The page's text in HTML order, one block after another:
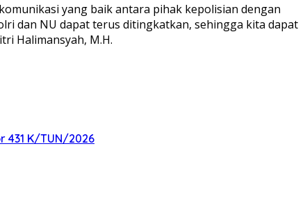
yang baik antara pihak kepolisian dengan
dan NU dapat terus ditingkatkan, sehingga kita dapat
Halimansyah, M.H.
431 K/TUN/2026